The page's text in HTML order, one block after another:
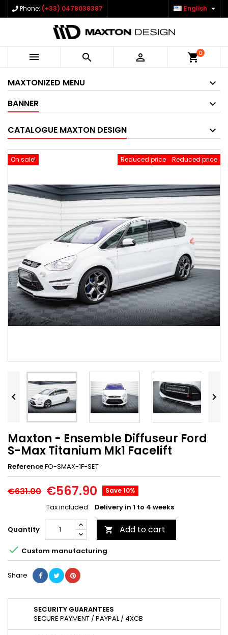
Phone: (+33) 0478038387 English 
   shopping_cart0
MAXTONIZED MENU
BANNER
CATALOGUE MAXTON DESIGN
On sale! Reduced price
Reduced price
 
Maxton - Ensemble Diffuseur Ford
S-Max Titanium Mk1 Facelift
ReferenceFO-SMAX-1F-SET
€631.00 €567.90 Save 10%
Tax included Delivery in 1 to 4 weeks
Quantity  Add to cart
 Custom manufacturing
Share
SECURITY GUARANTEES
SECURE PAYMENT / PAYPAL / 4XCB